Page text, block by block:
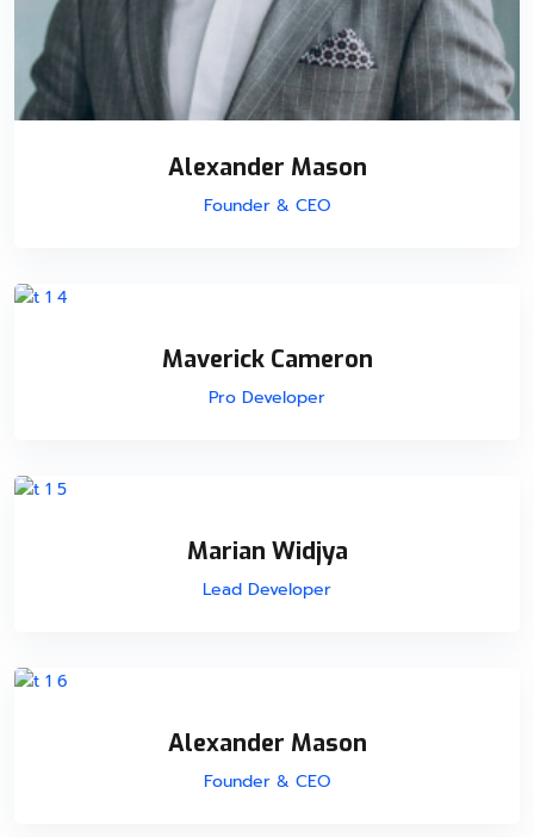
Alexander Mason
Founder & CEO
Maverick Cameron
Pro Developer
Marian Widjya
Lead Developer
Alexander Mason
Founder & CEO